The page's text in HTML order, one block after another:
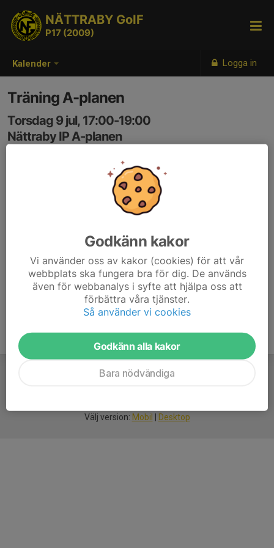
Kalender Logga in
NÄTTRABY GoIF
P17 (2009)
Träning A-planen
Torsdag 9 jul, 17:00-19:00
Nättraby IP A-planen
Samling: 16:30, Omklädningsrum
Välj version: Mobil Desktop
Godkänn kakor
Vi använder oss av kakor (cookies) för att vår
webbplats ska fungera bra för dig. De används
även för webbanalys i syfte att hjälpa oss att
förbättra våra tjänster.
Så använder vi cookies
Godkänn alla kakor
Bara nödvändiga